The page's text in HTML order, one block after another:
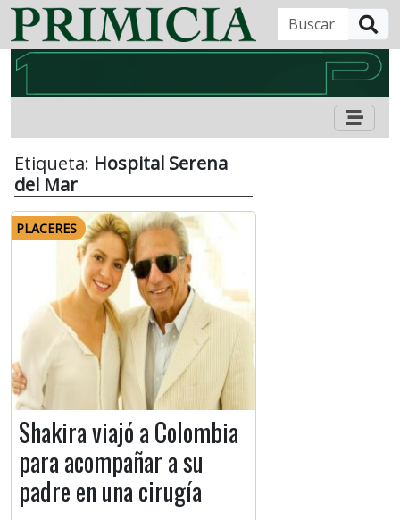
Etiqueta: Hospital Serena
del Mar
PLACERES
Shakira viajó a Colombia
para acompañar a su
padre en una cirugía